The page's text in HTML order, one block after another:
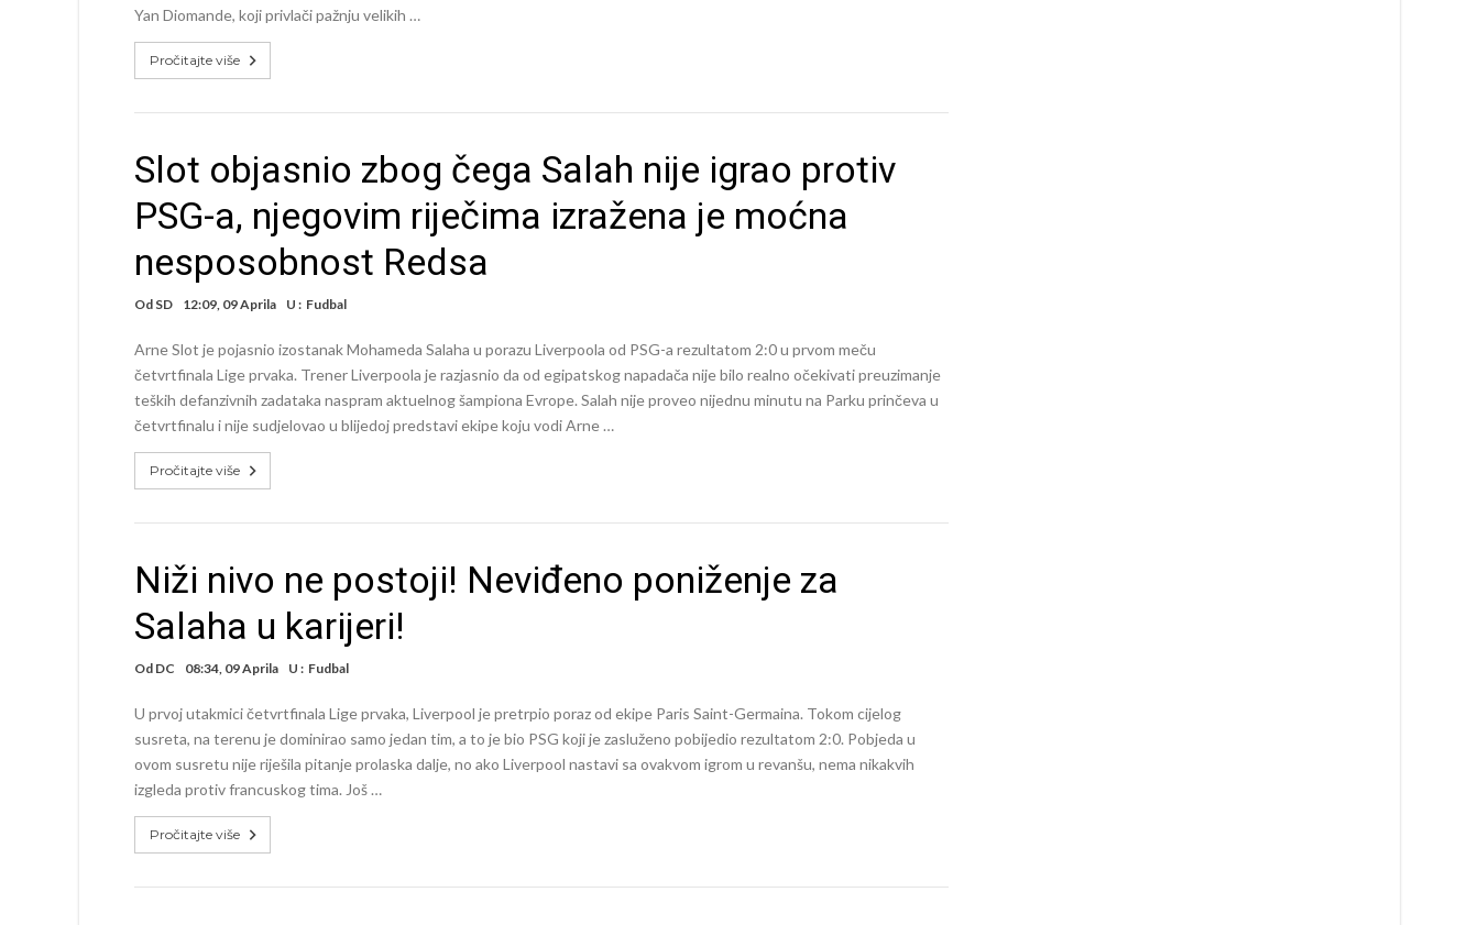
Yan Diomande, koji privlači pažnju velikih …
Pročitajte više
Slot objasnio zbog čega Salah nije igrao protiv
PSG-a, njegovim riječima izražena je moćna
nesposobnost Redsa
Od SD 12:09, 09 Aprila U : Fudbal
Arne Slot je pojasnio izostanak Mohameda Salaha u porazu Liverpoola od PSG-a rezultatom 2:0 u prvom meču
četvrtfinala Lige prvaka. Trener Liverpoola je razjasnio da od egipatskog napadača nije bilo realno očekivati preuzimanje
teških defanzivnih zadataka naspram aktuelnog šampiona Evrope. Salah nije proveo nijednu minutu na Parku prinčeva u
četvrtfinalu i nije sudjelovao u blijedoj predstavi ekipe koju vodi Arne …
Pročitajte više
Niži nivo ne postoji! Neviđeno poniženje za
Salaha u karijeri!
Od DC 08:34, 09 Aprila U : Fudbal
U prvoj utakmici četvrtfinala Lige prvaka, Liverpool je pretrpio poraz od ekipe Paris Saint-Germaina. Tokom cijelog
susreta, na terenu je dominirao samo jedan tim, a to je bio PSG koji je zasluženo pobijedio rezultatom 2:0. Pobjeda u
ovom susretu nije riješila pitanje prolaska dalje, no ako Liverpool nastavi sa ovakvom igrom u revanšu, nema nikakvih
izgleda protiv francuskog tima. Još …
Pročitajte više